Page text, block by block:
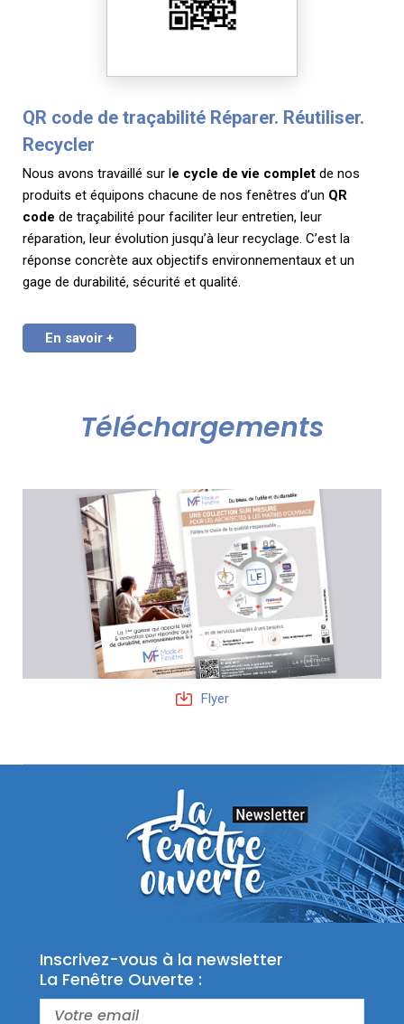
QR code de traçabilité Réparer. Réutiliser.
Recycler
Nous avons travaillé sur le cycle de vie complet de nos
produits et équipons chacune de nos fenêtres d’un QR
code de traçabilité pour faciliter leur entretien, leur
réparation, leur évolution jusqu’à leur recyclage. C’est la
réponse concrète aux objectifs environnementaux et un
gage de durabilité, sécurité et qualité.
En savoir +
Téléchargements
Flyer
Inscrivez-vous à la newsletter
La Fenêtre Ouverte :